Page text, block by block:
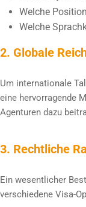
Welche
Welche
2. Globale
Um internationale
eine hervorragende
Agenturen dazu
3. Rechtliche
Ein wesentlicher
verschiedene Visa-